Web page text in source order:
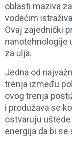
oblasti maziva
vodećim
Ovaj zajednički
nanotehnologije
za ulja.
Jedna od
trenja između
ovog trenja
i produžava se
ostvaruju
energija da bi se